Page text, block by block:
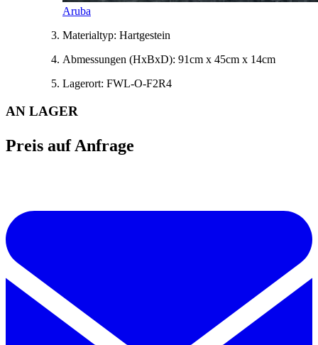
Aruba
Materialtyp: Hartgestein
Abmessungen (HxBxD): 91cm x 45cm x 14cm
Lagerort: FWL-O-F2R4
AN LAGER
Preis auf Anfrage